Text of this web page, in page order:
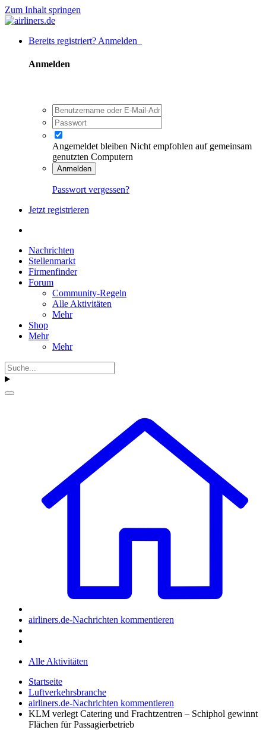
Zum Inhalt springen
Bereits registriert? Anmelden
Anmelden
Angemeldet bleiben Nicht empfohlen auf gemeinsam
genutzten Computern
Anmelden
Passwort vergessen?
Jetzt registrieren
Nachrichten
Stellenmarkt
Firmenfinder
Forum
Community-Regeln
Alle Aktivitäten
Mehr
Shop
Mehr
Mehr
airliners.de-Nachrichten kommentieren
Alle Aktivitäten
Startseite
Luftverkehrsbranche
airliners.de-Nachrichten kommentieren
KLM verlegt Catering und Frachtzentren – Schiphol gewinnt
Flächen für Passagierbetrieb